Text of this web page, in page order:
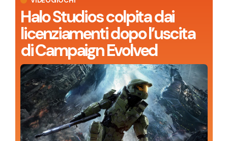
Halo Studios colpita dai
licenziamenti dopo l’uscita
di Campaign Evolved